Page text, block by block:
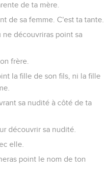
de ta mère.
de sa femme. C'est ta tante.
découvriras point sa
frère.
la fille de son fils, ni la fille
sa nudité à côté de ta
découvrir sa nudité.
elle.
point le nom de ton